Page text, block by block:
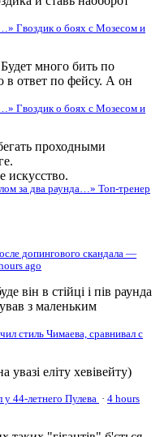
Гвоздик о боях с Мозесом и
Будет много бить по
в ответ по фейсу. А он
Гвоздик о боях с Мозесом и
проходными
искусство.
за два раунда…» Топ-тренер
допингового скандала —
ago
він в стійці і пів раунда
з маленьким
стиль Чимаева, сравнивал с
увазі еліту хевівейту)
у 44-летнего Пулева · 4 hours